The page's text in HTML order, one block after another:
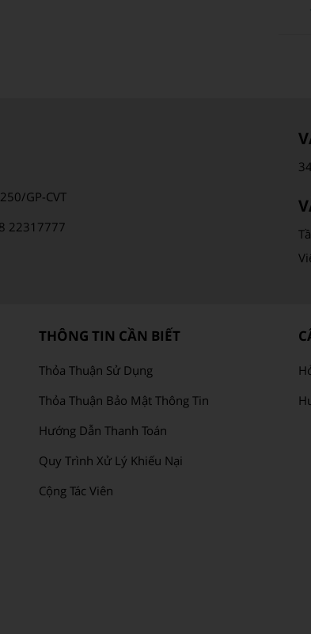
GP-CVT
22317777
THÔNG TIN CẦN BIẾT
Thỏa Thuận Sử Dụng
Thỏa Thuận Bảo Mật Thông Tin
Hướng Dẫn Thanh Toán
Quy Trình Xử Lý Khiếu Nại
Cộng Tác Viên